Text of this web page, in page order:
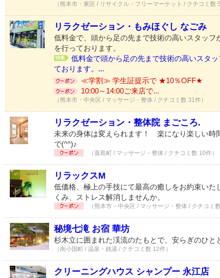
（熊本市・東区 / リサイクル・フリーマーケット / クチコミ数
リラクゼーション・もみほぐし なごみ
低料金で、頭から足の先まで技術の高いスタッフ
を行っております。
低料金で頭から足の先まで技術の高いスタ
ております。...
≪学割≫ 学生証提示で ★10％OFF★
10:00～14:00ご来店で...
（熊本市・中央区 / マッサージ・整体 / クチコミ数 31件）
リラクゼーション・整体院 まごころ.
未来の身体は変えられます！ 楽になり楽しい時
で(^^)♪
（嘉島町 / マッサージ・整体 / クチコミ数 10件）
リラックスM
低価格、極上の手技にて最高の癒しをお約束いた
くみ、ストレス解消しませんか。
（熊本市・中央区 / マッサージ・整体 / クチコミ
秘境七滝 お宿 華坊
杉木立に囲まれた渓流のたもとで、安らぎのひと
（南小国町 / 温泉・銭湯 / クチコミ数 12件）
クリーニングハウス シャンプー 永江店